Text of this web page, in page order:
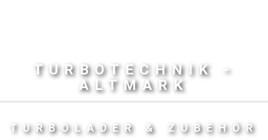
TURBOTECHNIK -
ALTMARK
TURBOLADER & ZUBEHÖR